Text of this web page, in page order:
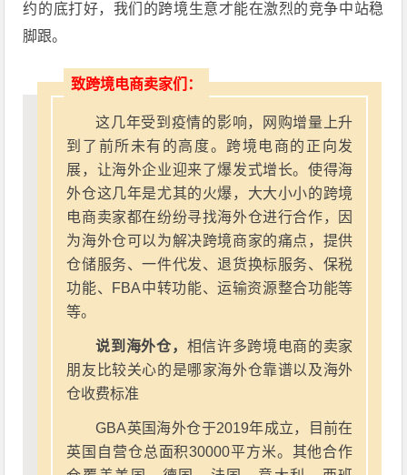
约的底打好，我们的跨境生意才能在激烈的竞争中站稳
脚跟。
致跨境电商卖家们：
这几年受到疫情的影响，网购增量上升
到了前所未有的高度。跨境电商的正向发
展，让海外企业迎来了爆发式增长。使得海
外仓这几年是尤其的火爆，大大小小的跨境
电商卖家都在纷纷寻找海外仓进行合作，因
为海外仓可以为解决跨境商家的痛点，提供
仓储服务、一件代发、退货换标服务、保税
功能、FBA中转功能、运输资源整合功能等
等。
说到海外仓， 相信许多跨境电商的卖家
朋友比较关心的是哪家海外仓靠谱以及海外
仓收费标准
GBA英国海外仓于2019年成立，目前在
英国自营仓总面积30000平方米。其他合作